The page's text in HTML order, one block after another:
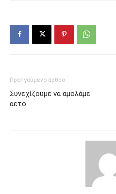
Προηγούμενο άρθρο
Συνεχίζουμε να αμολάμε
αετό….